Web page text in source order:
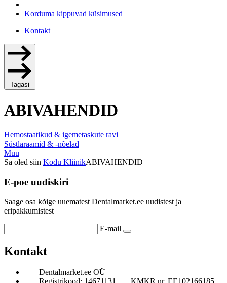
Korduma kippuvad küsimused
Kontakt
Tagasi
ABIVAHENDID
Hemostaatikud & igemetaskute ravi
Süstlaraamid & -nõelad
Muu
Sa oled siin Kodu KliinikABIVAHENDID
E-poe uudiskiri
Saage osa kõige uuematest Dentalmarket.ee uudistest ja
eripakkumistest
E-mail
Kontakt
Dentalmarket.ee OÜ